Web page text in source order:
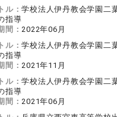
ル：学校法人伊丹教会学園二
指導
間： 2022年06月
ル：学校法人伊丹教会学園二
指導
間： 2021年11月
ル：学校法人伊丹教会学園二
指導
間： 2021年06月